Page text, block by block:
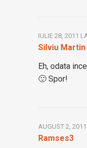
Silviu Martin
IULIE 28, 2011
Eh, odata
🙂 Spor!
Ramses3
AUGUST 2,